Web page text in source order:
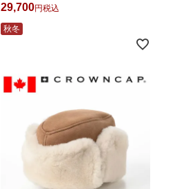
29,700 税込
秋冬